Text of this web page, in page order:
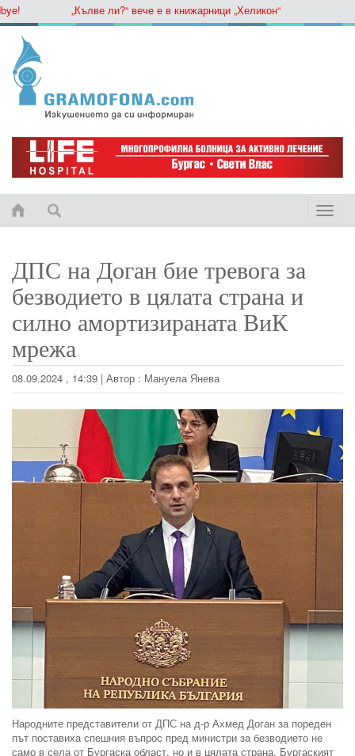
„Кълве ли?“ вече е в книжарници „Хеликон“
Toggle
ДПС на Доган бие тревога за
безводието в цялата страна и
силно амортизираната ВиК
мрежа
08.09.2024 , 14:39 | Автор : Мануела Янева
Народните представители от ДПС на д-р Ахмед Доган за пореден
път поставиха спешния въпрос пред министри за безводието не
само в села от Бургаска област, но и в цялата страна. Бургаският